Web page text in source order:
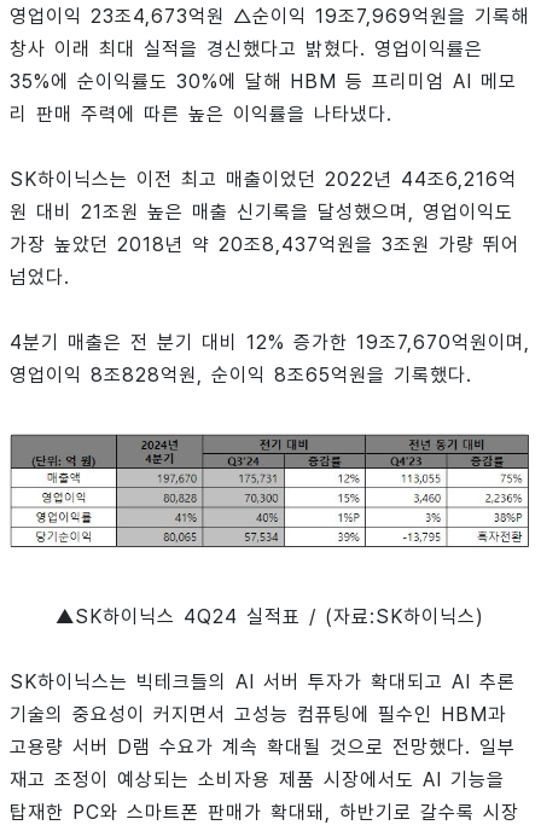
영업이익 23조4,673억원 △순이익 19조7,969억원을 기록해
창사 이래 최대 실적을 경신했다고 밝혔다. 영업이익률은
35%에 순이익률도 30%에 달해 HBM 등 프리미엄 AI 메모
리 판매 주력에 따른 높은 이익률을 나타냈다.
SK하이닉스는 이전 최고 매출이었던 2022년 44조6,216억
원 대비 21조원 높은 매출 신기록을 달성했으며, 영업이익도
가장 높았던 2018년 약 20조8,437억원을 3조원 가량 뛰어
넘었다.
4분기 매출은 전 분기 대비 12% 증가한 19조7,670억원이며,
영업이익 8조828억원, 순이익 8조65억원을 기록했다.
▲SK하이닉스 4Q24 실적표 / (자료:SK하이닉스)
SK하이닉스는 빅테크들의 AI 서버 투자가 확대되고 AI 추론
기술의 중요성이 커지면서 고성능 컴퓨팅에 필수인 HBM과
고용량 서버 D램 수요가 계속 확대될 것으로 전망했다. 일부
재고 조정이 예상되는 소비자용 제품 시장에서도 AI 기능을
탑재한 PC와 스마트폰 판매가 확대돼, 하반기로 갈수록 시장